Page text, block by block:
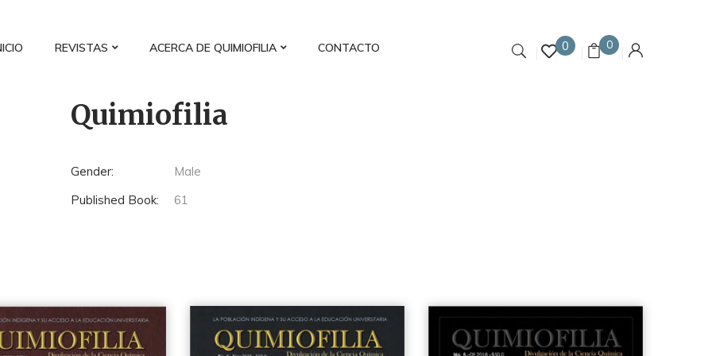
REVISTAS ACERCA DE QUIMIOFILIA CONTACTO 0 0
Quimiofilia
Gender:
Male
Published Book:
61